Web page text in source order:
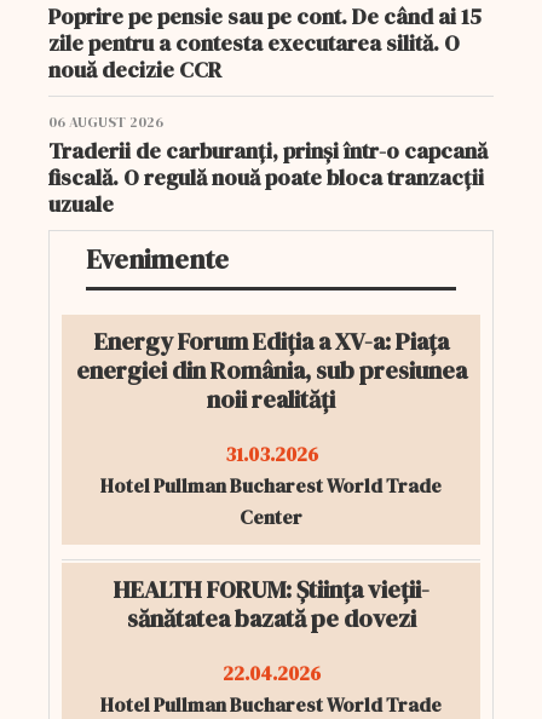
Poprire pe pensie sau pe cont. De când ai 15
zile pentru a contesta executarea silită. O
nouă decizie CCR
06 AUGUST 2026
Traderii de carburanți, prinși într-o capcană
fiscală. O regulă nouă poate bloca tranzacții
uzuale
Evenimente
Energy Forum Ediția a XV-a: Piața
energiei din România, sub presiunea
noii realități
31.03.2026
Hotel Pullman Bucharest World Trade
Center
HEALTH FORUM: Știința vieții-
sănătatea bazată pe dovezi
22.04.2026
Hotel Pullman Bucharest World Trade